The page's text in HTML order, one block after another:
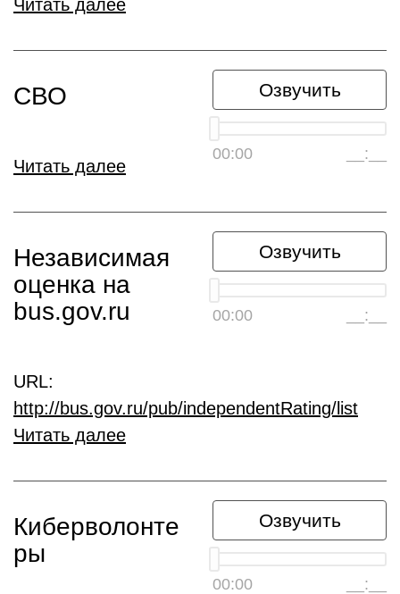
Читать далее
Озвучить
00:00 __:__
СВО
Читать далее
Озвучить
00:00 __:__
Независимая
оценка на
bus.gov.ru
URL:
http://bus.gov.ru/pub/independentRating/list
Читать далее
Озвучить
00:00 __:__
Киберволонте
ры